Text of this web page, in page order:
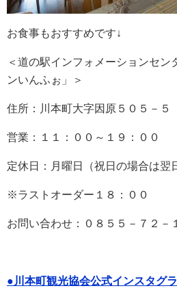
お食事もおすすめです↓
＜道の駅インフォメーションセン
ンいんふぉ」＞
住所：川本町大字因原５０５－５
営業：１１：００～１９：００
定休日：月曜日（祝日の場合は翌
※ラストオーダー１８：００
お問い合わせ：０８５５－７２－
●川本町観光協会公式インスタグ